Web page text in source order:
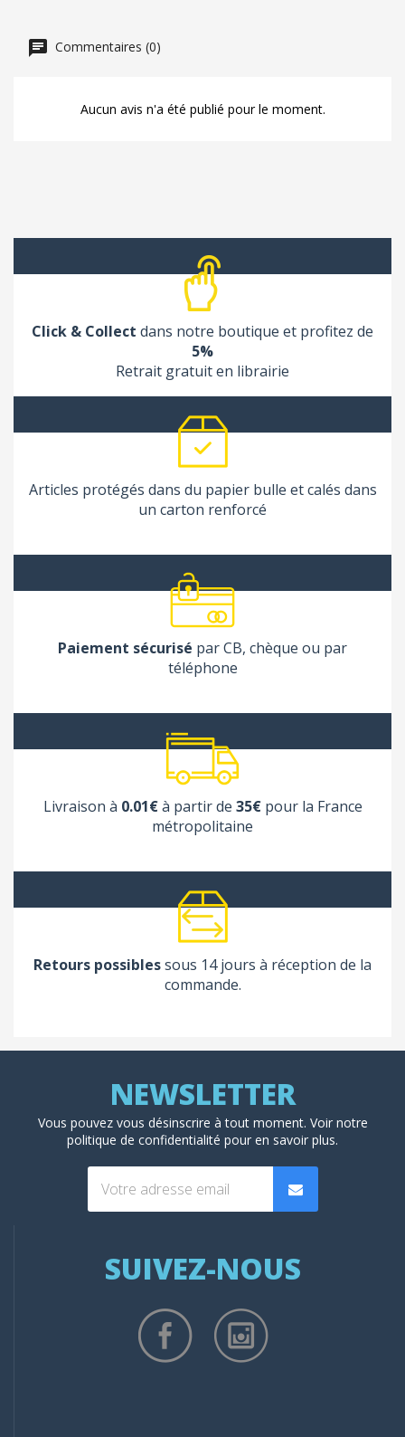
Commentaires (0)
Aucun avis n'a été publié pour le moment.
Click & Collect dans notre boutique et profitez de
5%
Retrait gratuit en librairie
Articles protégés dans du papier bulle et calés dans
un carton renforcé
Paiement sécurisé par CB, chèque ou par
téléphone
Livraison à 0.01€à partir de 35€pour la France
métropolitaine
Retours possiblessous 14 jours à réception de la
commande.
Vous pouvez vous désinscrire à tout moment. Voir notre
politique de confidentialité pour en savoir plus.
SUIVEZ-NOUS